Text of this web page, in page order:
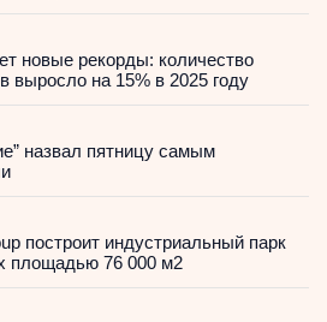
новые рекорды: количество
на 15% в 2025 году
назвал пятницу самым
построит индустриальный парк
площадью 76 000 м2